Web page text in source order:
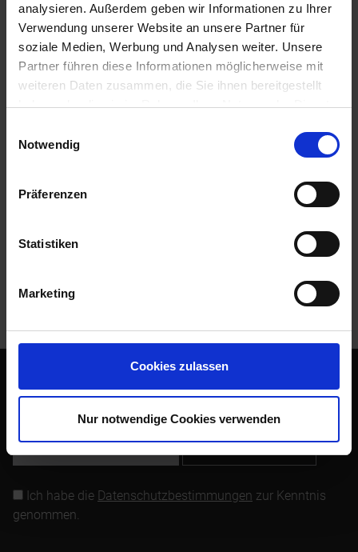
analysieren. Außerdem geben wir Informationen zu Ihrer
Verwendung unserer Website an unsere Partner für
soziale Medien, Werbung und Analysen weiter. Unsere
Partner führen diese Informationen möglicherweise mit
weiteren Daten zusammen, die Sie ihnen bereitgestellt
haben oder die sie im Rahmen Ihrer Nutzung der Dienste
Cookies, wenn Sie unsere Webseite weiterhin nutzen.
Notwendig
Präferenzen
Statistiken
Marketing
Cookies zulassen
Nur notwendige Cookies verwenden
Warenkorb
Merken Bewerten
Artikel Nr.: 1100110
Ohne Schutzrohre. Preis pro Stück. Beste Qualität. Kleine
Bewertungen lesen, schreiben und diskutieren...
mehr
Abonnieren Sie den kostenlosen Newsletter und verpassen
Ich habe die Datenschutzbestimmungen zur Kenntnis
genommen.